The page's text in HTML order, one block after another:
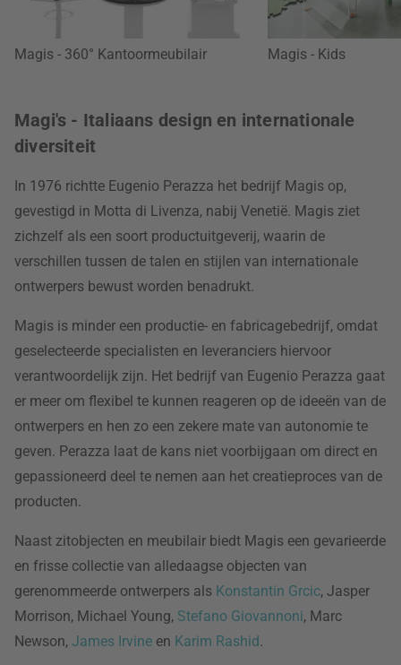
Magis - 360° Kantoormeubilair Magis - Kids
Magi's - Italiaans design en internationale
diversiteit
In 1976 richtte Eugenio Perazza het bedrijf Magis op,
gevestigd in Motta di Livenza, nabij Venetië. Magis ziet
zichzelf als een soort productuitgeverij, waarin de
verschillen tussen de talen en stijlen van internationale
ontwerpers bewust worden benadrukt.
Magis is minder een productie- en fabricagebedrijf, omdat
geselecteerde specialisten en leveranciers hiervoor
verantwoordelijk zijn. Het bedrijf van Eugenio Perazza gaat
er meer om flexibel te kunnen reageren op de ideeën van de
ontwerpers en hen zo een zekere mate van autonomie te
geven. Perazza laat de kans niet voorbijgaan om direct en
gepassioneerd deel te nemen aan het creatieproces van de
producten.
Naast zitobjecten en meubilair biedt Magis een gevarieerde
en frisse collectie van alledaagse objecten van
gerenommeerde ontwerpers als Konstantin Grcic, Jasper
Morrison, Michael Young, Stefano Giovannoni, Marc
Newson, James Irvine en Karim Rashid.